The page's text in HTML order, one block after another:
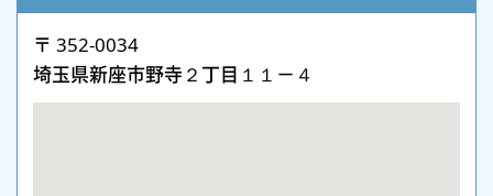
〒 352-0034
埼玉県新座市野寺２丁目１１－４